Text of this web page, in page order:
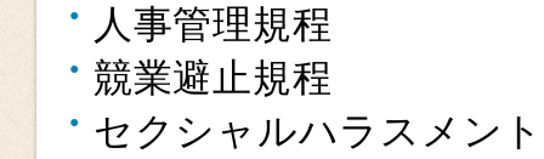
人事管理規程
競業避止規程
セクシャルハラスメン